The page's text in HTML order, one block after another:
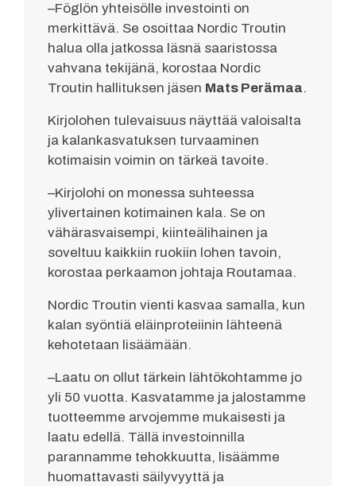
–Föglön yhteisölle investointi on
merkittävä. Se osoittaa Nordic Troutin
halua olla jatkossa läsnä saaristossa
vahvana tekijänä, korostaa Nordic
Troutin hallituksen jäsen Mats Perämaa.
Kirjolohen tulevaisuus näyttää valoisalta
ja kalankasvatuksen turvaaminen
kotimaisin voimin on tärkeä tavoite.
–Kirjolohi on monessa suhteessa
ylivertainen kotimainen kala. Se on
vähärasvaisempi, kiinteälihainen ja
soveltuu kaikkiin ruokiin lohen tavoin,
korostaa perkaamon johtaja Routamaa.
Nordic Troutin vienti kasvaa samalla, kun
kalan syöntiä eläinproteiinin lähteenä
kehotetaan lisäämään.
–Laatu on ollut tärkein lähtökohtamme jo
yli 50 vuotta. Kasvatamme ja jalostamme
tuotteemme arvojemme mukaisesti ja
laatu edellä. Tällä investoinnilla
parannamme tehokkuutta, lisäämme
huomattavasti säilyvyyttä ja